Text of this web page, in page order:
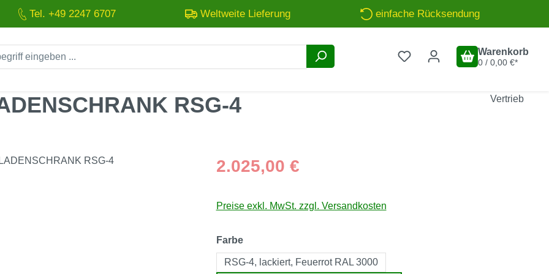
Tel. +49 2247 6707 Weltweite Lieferung einfache Rücksendung
Warenkorb
0 / 0,00 €*
RSG-4 Vertrieb
Regulärer Preis:
2.025,00 €
Preise exkl. MwSt. zzgl. Versandkosten
Farbeauswählen
RSG-4, lackiert, Feuerrot RAL 3000